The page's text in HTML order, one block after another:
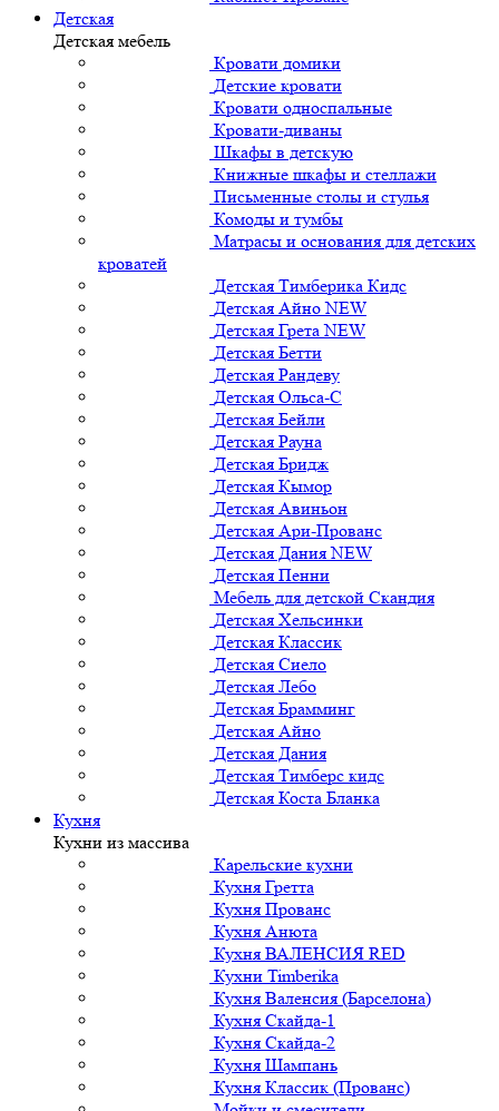
Детская
Детская мебель
Кровати домики
Детские кровати
Кровати односпальные
Кровати-диваны
Шкафы в детскую
Книжные шкафы и стеллажи
Письменные столы и стулья
Комоды и тумбы
Матрасы и основания для детских
кроватей
Детская Тимберика Кидс
Детская Айно NEW
Детская Грета NEW
Детская Бетти
Детская Рандеву
Детская Ольса-С
Детская Бейли
Детская Рауна
Детская Бридж
Детская Кымор
Детская Авиньон
Детская Ари-Прованс
Детская Дания NEW
Детская Пенни
Мебель для детской Скандия
Детская Хельсинки
Детская Классик
Детская Сиело
Детская Лебо
Детская Брамминг
Детская Айно
Детская Дания
Детская Тимберс кидс
Детская Коста Бланка
Кухня
Кухни из массива
Карельские кухни
Кухня Гретта
Кухня Прованс
Кухня Анюта
Кухня ВАЛЕНСИЯ RED
Кухни Timberika
Кухня Валенсия (Барселона)
Кухня Скайда-1
Кухня Скайда-2
Кухня Шампань
Кухня Классик (Прованс)